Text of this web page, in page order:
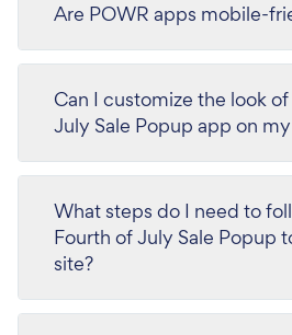
Are POWR apps mobile-
Can I customize the look
July Sale Popup app on
What steps do I need to
Fourth of July Sale Popup
site?